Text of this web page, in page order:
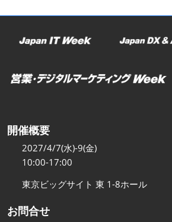
む
開催概要
2027/4/7(水)-9(金)
10:00-17:00
東京ビッグサイト 東 1-8ホール
お問合せ